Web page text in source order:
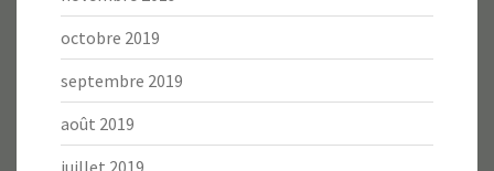
octobre 2019
septembre 2019
août 2019
juillet 2019